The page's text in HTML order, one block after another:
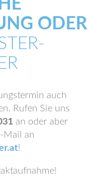
ODER
auch
Rufen Sie uns
an oder aber
Mail an
!